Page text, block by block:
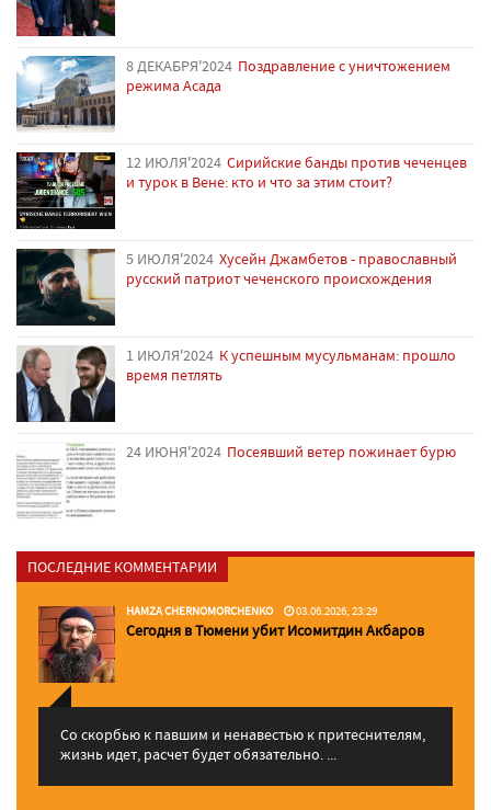
8 ДЕКАБРЯ'2024 Поздравление с уничтожением
режима Асада
12 ИЮЛЯ'2024 Сирийские банды против чеченцев
и турок в Вене: кто и что за этим стоит?
5 ИЮЛЯ'2024 Хусейн Джамбетов - православный
русский патриот чеченского происхождения
1 ИЮЛЯ'2024 К успешным мусульманам: прошло
время петлять
24 ИЮНЯ'2024 Посеявший ветер пожинает бурю
ПОСЛЕДНИЕ КОММЕНТАРИИ
HAMZA CHERNOMORCHENKO 03.06.2026, 23:29
Сегодня в Тюмени убит Исомитдин Акбаров
Со скорбью к павшим и ненавестью к притеснителям,
жизнь идет, расчет будет обязательно. ...